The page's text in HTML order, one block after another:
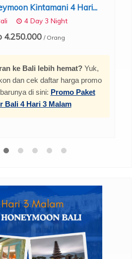
Kintamani 4 Hari...
4 Day 3 Night
4.250.000 / Orang
ke Bali lebih hemat?Yuk,
dan cek daftar harga promo
di sini: Promo Paket
Bali 4 Hari 3 Malam